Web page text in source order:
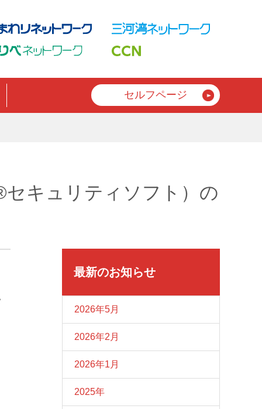
セルフページ
キュリティソフト）の
最新のお知らせ
2026年5月
2026年2月
2026年1月
2025年